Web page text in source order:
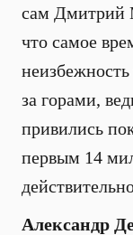
сам Дмитрий
что самое
за горами,
привились
первым 14
Александр